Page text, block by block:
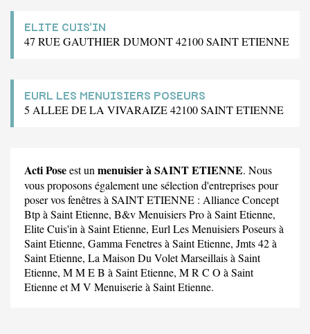
ELITE CUIS'IN
47 RUE GAUTHIER DUMONT 42100 SAINT ETIENNE
EURL LES MENUISIERS POSEURS
5 ALLEE DE LA VIVARAIZE 42100 SAINT ETIENNE
Acti Poseest un menuisier à SAINT ETIENNE. Nous
vous proposons également une sélection d'entreprises pour
poser vos fenêtres à SAINT ETIENNE : Alliance Concept
Btpà Saint Etienne, B&v Menuisiers Proà Saint Etienne,
Elite Cuis'in à Saint Etienne, Eurl Les Menuisiers Poseursà
Saint Etienne, Gamma Fenetresà Saint Etienne, Jmts 42à
Saint Etienne, La Maison Du Volet Marseillaisà Saint
Etienne, M M E B à Saint Etienne, M R C O à Saint
Etienne etM V Menuiserieà Saint Etienne.